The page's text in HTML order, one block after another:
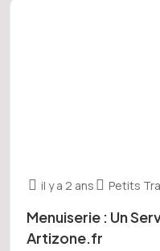
il y a 2 ans Petits
Menuiserie : Un
Artizone.fr